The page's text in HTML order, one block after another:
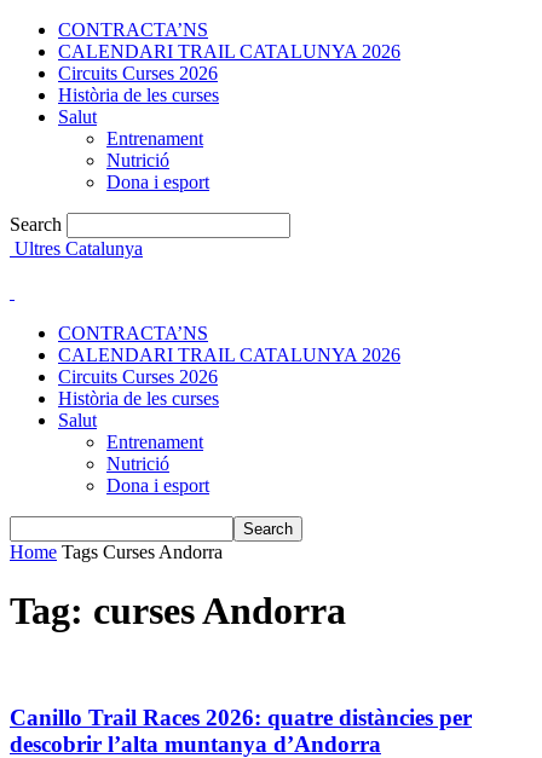
CONTRACTA’NS
CALENDARI TRAIL CATALUNYA 2026
Circuits Curses 2026
Història de les curses
Salut
Entrenament
Nutrició
Dona i esport
Search
Ultres Catalunya
CONTRACTA’NS
CALENDARI TRAIL CATALUNYA 2026
Circuits Curses 2026
Història de les curses
Salut
Entrenament
Nutrició
Dona i esport
Home Tags Curses Andorra
Tag: curses Andorra
Canillo Trail Races 2026: quatre distàncies per
descobrir l’alta muntanya d’Andorra